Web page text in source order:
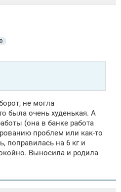
не могла
была очень худенькая. А
(она в банке работа
проблем или как-то
поправилась на 6 кг и
Выносила и родила